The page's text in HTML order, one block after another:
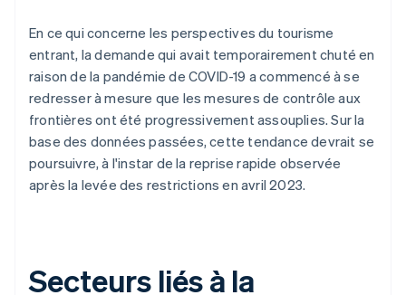
En ce qui concerne les perspectives du tourisme
entrant, la demande qui avait temporairement chuté en
raison de la pandémie de COVID-19 a commencé à se
redresser à mesure que les mesures de contrôle aux
frontières ont été progressivement assouplies. Sur la
base des données passées, cette tendance devrait se
poursuivre, à l'instar de la reprise rapide observée
après la levée des restrictions en avril 2023.
Secteurs liés à la